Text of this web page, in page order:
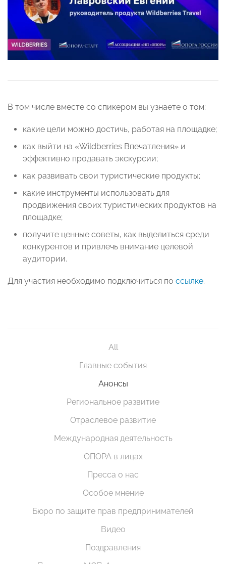
В том числе вместе со спикером вы узнаете о том:
какие цели можно достичь, работая на площадке;
как выйти на «Wildberries Впечатления» и
эффективно продавать экскурсии;
как развивать свои туристические продукты;
какие инструменты использовать для
продвижения своих туристических продуктов на
площадке;
получите ценные советы, как выделиться среди
конкурентов и привлечь внимание целевой
аудитории.
Для участия необходимо подключиться по ссылке.
All
Главные события
Анонсы
Региональное развитие
Отраслевое развитие
Международная деятельность
ОПОРА в лицах
Пресса о нас
Особое мнение
Бюро по защите прав предпринимателей
Видео
Поздравления